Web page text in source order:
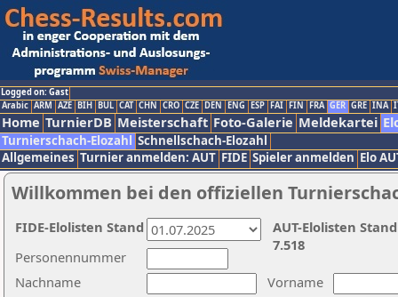
Logged on: Gast
Arabic ARM AZE BIH BUL CAT CHN CRO CZE DEN ENG ESP FAI FIN FRA GER GRE INA
Home TurnierDB Meisterschaft Foto-Galerie Meldekartei
Turnierschach-Elozahl Schnellschach-Elozahl
Allgemeines Turnier anmelden: AUT FIDE Spieler anmelden Elo
Willkommen bei den offiziellen
Nachname
Vorname
Personennummer
AUT-Elolisten
7.518
FIDE-Elolisten Stand